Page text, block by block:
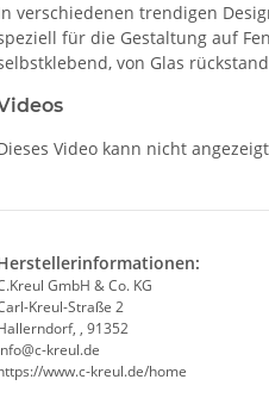
verschiedenen trendigen
für die Gestaltung auf
von Glas
GmbH & Co. KG
Kreul-Straße 2
, 91352
kreul.de
www.c-kreul.de/home